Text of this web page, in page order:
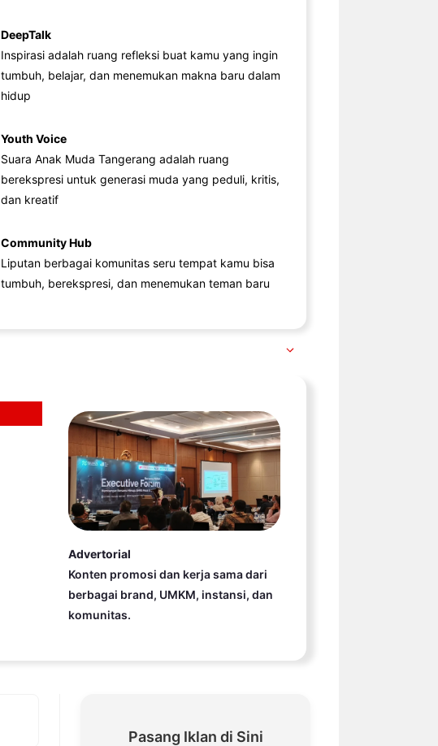
DeepTalk
Inspirasi adalah ruang refleksi buat kamu yang ingin
tumbuh, belajar, dan menemukan makna baru dalam
hidup
Youth Voice
Suara Anak Muda Tangerang adalah ruang
berekspresi untuk generasi muda yang peduli, kritis,
dan kreatif
Community Hub
Liputan berbagai komunitas seru tempat kamu bisa
tumbuh, berekspresi, dan menemukan teman baru
Advertorial
Konten promosi dan kerja sama dari
berbagai brand, UMKM, instansi, dan
komunitas.
Pasang Iklan di Sini